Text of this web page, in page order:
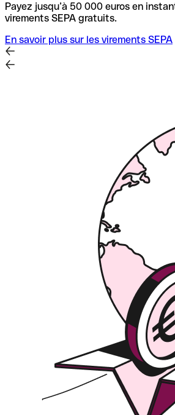
Payez jusqu’à 50 000 euros en
virements SEPA gratuits.
En savoir plus sur les virements SEPA